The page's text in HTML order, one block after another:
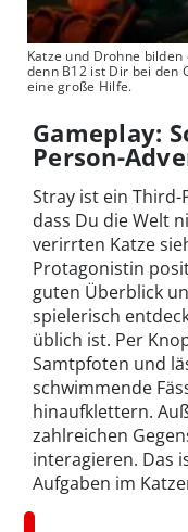
Katze und Drohne
denn B12 ist Dir bei den
eine große Hilfe.
Gameplay:
Person-
Stray ist ein
dass Du die Welt
verirrten Katze
Protagonistin
guten Überblick
spielerisch
üblich ist. Per
Samtpfoten und
schwimmende
hinaufklettern.
zahlreichen
interagieren. Das
Aufgaben im